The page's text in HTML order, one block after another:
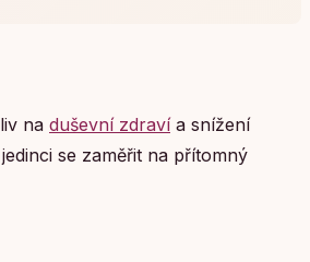
na duševní zdravía snížení
se zaměřit na přítomný